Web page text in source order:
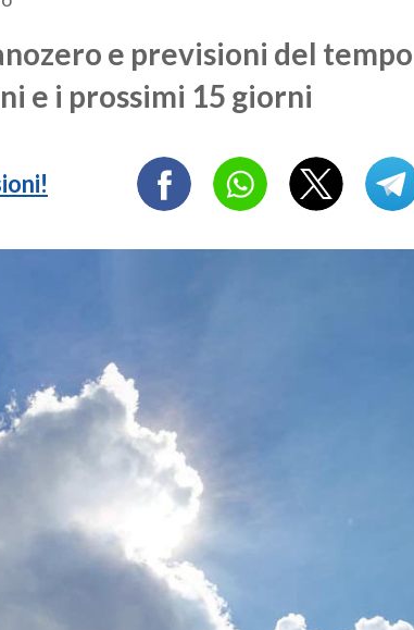
e previsioni del tempo
e i prossimi 15 giorni